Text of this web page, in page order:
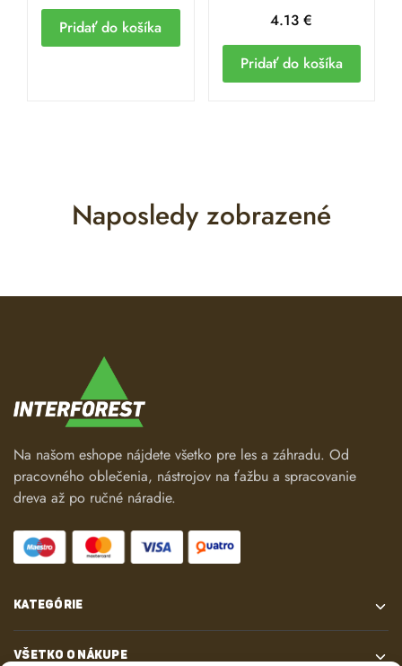
Pridať do košíka 4.13€
Pridať do košíka
Naposledy zobrazené
Na našom eshope nájdete všetko pre les a záhradu. Od
pracovného oblečenia, nástrojov na ťažbu a spracovanie
dreva až po ručné náradie.
KATEGÓRIE
VŠETKO O NÁKUPE